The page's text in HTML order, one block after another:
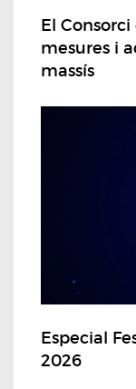
El
mesures i
massís
Especial
2026